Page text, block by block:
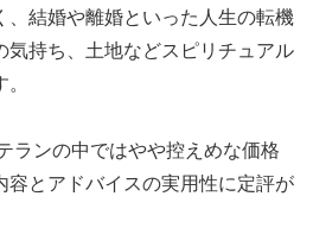
、結婚や離婚といった人生の転機
気持ち、土地などスピリチュアル
ランの中ではやや控えめな価格
容とアドバイスの実用性に定評が